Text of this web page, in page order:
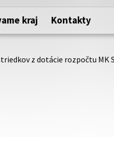
webovú stránku.
pred názvom domény
kraj Kontakty
z dotácie rozpočtu MK